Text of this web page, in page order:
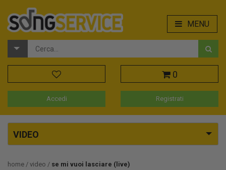
MENU
0
Accedi Registrati
VIDEO
home video se mi vuoi lasciare (live)